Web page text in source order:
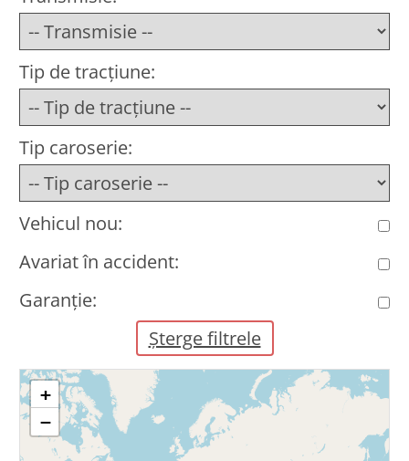
Tip de tracțiune:
Tip caroserie:
Vehicul nou:
Avariat în accident:
Garanție:
Șterge filtrele
+
−